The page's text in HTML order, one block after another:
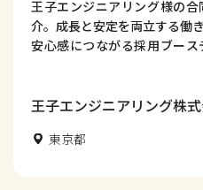
王子エンジニアリング様の
介。成長と安定を両立する働
安心感につながる採用ブー
王子エンジニアリング株
東京都